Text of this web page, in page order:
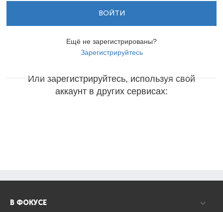
ВОЙТИ
Ещё не зарегистрированы?
Зарегистрируйтесь
Или зарегистрируйтесь, используя свой
аккаунт в других сервисах:
В ФОКУСЕ